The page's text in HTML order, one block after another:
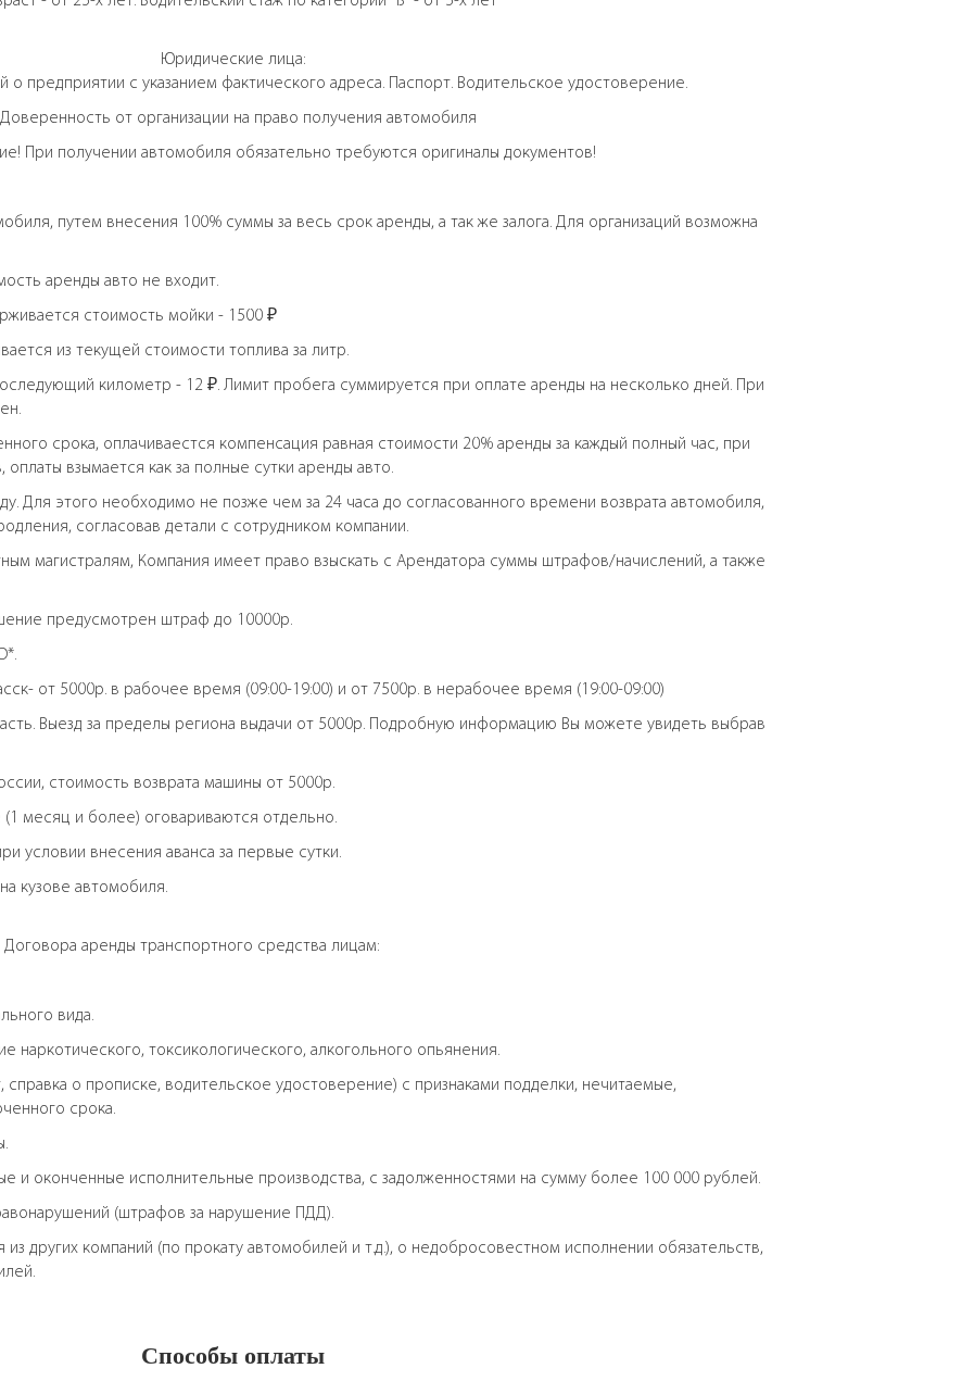
Юридические лица:
о предприятии с указанием фактического адреса. Паспорт. Водительское удостоверение.
от организации на право получения автомобиля
При получении автомобиля обязательно требуются оригиналы документов!
путем внесения 100% суммы за весь срок аренды, а так же залога. Для организаций возможна
аренды авто не входит.
стоимость мойки - 1500 ₽
из текущей стоимости топлива за литр.
километр - 12 ₽. Лимит пробега суммируется при оплате аренды на несколько дней. При
срока, оплачиваестся компенсация равная стоимости 20% аренды за каждый полный час, при
взымается как за полные сутки аренды авто.
Для этого необходимо не позже чем за 24 часа до согласованного времени возврата автомобиля,
согласовав детали с сотрудником компании.
магистралям, Компания имеет право взыскать с Арендатора суммы штрафов/начислений, а также
предусмотрен штраф до 10000р.
от 5000р. в рабочее время (09:00-19:00) и от 7500р. в нерабочее время (19:00-09:00)
Выезд за пределы региона выдачи от 5000р. Подробную информацию Вы можете увидеть выбрав
стоимость возврата машины от 5000р.
месяц и более) оговариваются отдельно.
условии внесения аванса за первые сутки.
кузове автомобиля.
аренды транспортного средства лицам:
вида.
наркотического, токсикологического, алкогольного опьянения.
о прописке, водительское удостоверение) с признаками подделки, нечитаемые,
срока.
и оконченные исполнительные производства, с задолженностями на сумму более 100 000 рублей.
(штрафов за нарушение ПДД).
других компаний (по прокату автомобилей и т.д.), о недобросовестном исполнении обязательств,
Способы оплаты